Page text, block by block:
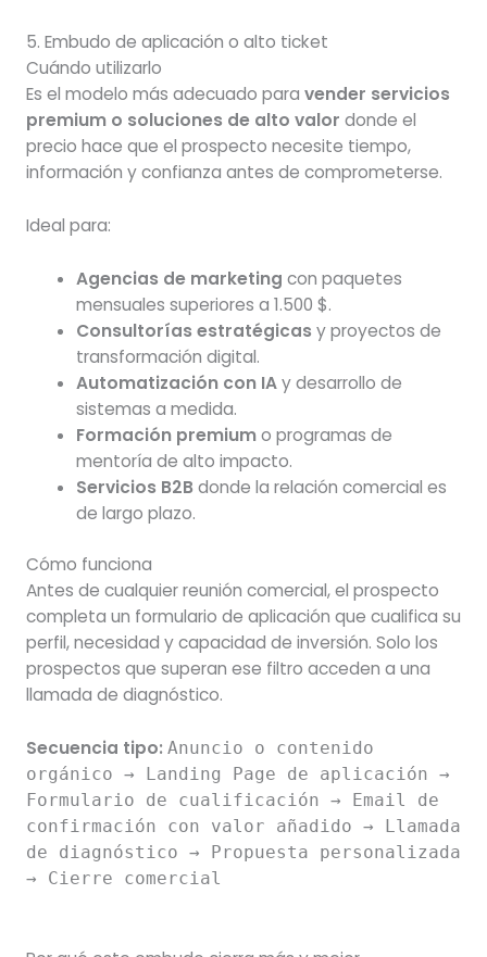
5. Embudo de aplicación o alto ticket
Cuándo utilizarlo
Es el modelo más adecuado para vender servicios
premium o soluciones de alto valor donde el
precio hace que el prospecto necesite tiempo,
información y confianza antes de comprometerse.
Ideal para:
Agencias de marketing con paquetes
mensuales superiores a 1.500 $.
Consultorías estratégicas y proyectos de
transformación digital.
Automatización con IAy desarrollo de
sistemas a medida.
Formación premiumo programas de
mentoría de alto impacto.
Servicios B2B donde la relación comercial es
de largo plazo.
Cómo funciona
Antes de cualquier reunión comercial, el prospecto
completa un formulario de aplicación que cualifica su
perfil, necesidad y capacidad de inversión. Solo los
prospectos que superan ese filtro acceden a una
llamada de diagnóstico.
Secuencia tipo: Anuncio o contenido
orgánico → Landing Page de aplicación →
Formulario de cualificación → Email de
confirmación con valor añadido → Llamada
de diagnóstico → Propuesta personalizada
→ Cierre comercial